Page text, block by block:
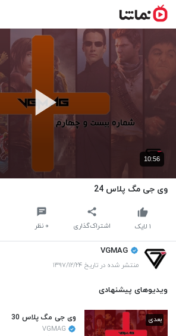
10:56
وی جی مگ پلاس 24
اشتراک‌گذاری ۰ نظر ۱ لایک
VGMAG
منتشر شده در تاریخ ۱۳۹۷/۱۲/۲۴
ویدیوهای پیشنهادی
بعدی وی جی مگ پلاس 30
VGMAG